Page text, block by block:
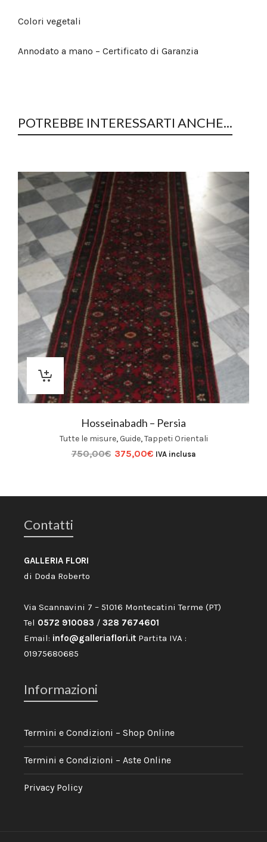
Colori vegetali
Annodato a mano – Certificato di Garanzia
POTREBBE INTERESSARTI ANCHE...
Hosseinabadh – Persia
Tutte le misure, Guide,Tappeti Orientali
750,00€ 375,00€ IVA inclusa
Contatti
GALLERIA FLORI
di Doda Roberto
Via Scannavini 7 – 51016 Montecatini Terme (PT)
Tel 0572 910083 / 328 7674601
Email: info@galleriaflori.it Partita IVA :
01975680685
Informazioni
Termini e Condizioni – Shop Online
Termini e Condizioni – Aste Online
Privacy Policy